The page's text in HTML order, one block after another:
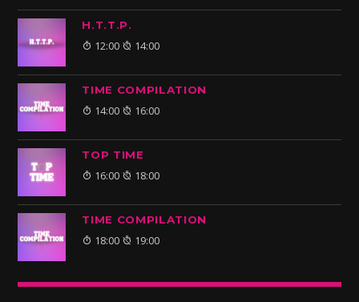
H.T.T.P.
12:00 14:00
TIME COMPILATION
14:00 16:00
TOP TIME
16:00 18:00
TIME COMPILATION
18:00 19:00